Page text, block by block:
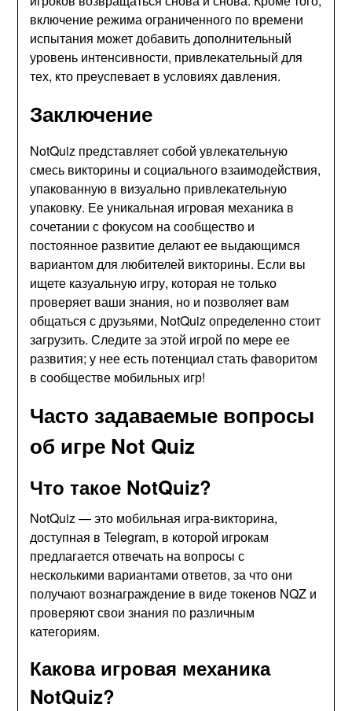
включение режима ограниченного по времени
испытания может добавить дополнительный
уровень интенсивности, привлекательный для
тех, кто преуспевает в условиях давления.
Заключение
NotQuiz представляет собой увлекательную
смесь викторины и социального взаимодействия,
упакованную в визуально привлекательную
упаковку. Ее уникальная игровая механика в
сочетании с фокусом на сообщество и
постоянное развитие делают ее выдающимся
вариантом для любителей викторины. Если вы
ищете казуальную игру, которая не только
проверяет ваши знания, но и позволяет вам
общаться с друзьями, NotQuiz определенно стоит
загрузить. Следите за этой игрой по мере ее
развития; у нее есть потенциал стать фаворитом
в сообществе мобильных игр!
Часто задаваемые вопросы
об игре Not Quiz
Что такое NotQuiz?
NotQuiz — это мобильная игра-викторина,
доступная в Telegram, в которой игрокам
предлагается отвечать на вопросы с
несколькими вариантами ответов, за что они
получают вознаграждение в виде токенов NQZ и
проверяют свои знания по различным
категориям.
Какова игровая механика
NotQuiz?